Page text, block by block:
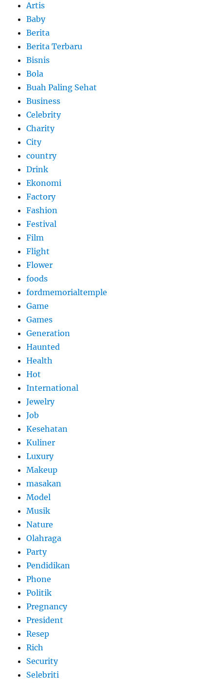
Artis
Baby
Berita
Berita Terbaru
Bisnis
Bola
Buah Paling Sehat
Business
Celebrity
Charity
City
country
Drink
Ekonomi
Factory
Fashion
Festival
Film
Flight
Flower
foods
fordmemorialtemple
Game
Games
Generation
Haunted
Health
Hot
International
Jewelry
Job
Kesehatan
Kuliner
Luxury
Makeup
masakan
Model
Musik
Nature
Olahraga
Party
Pendidikan
Phone
Politik
Pregnancy
President
Resep
Rich
Security
Selebriti